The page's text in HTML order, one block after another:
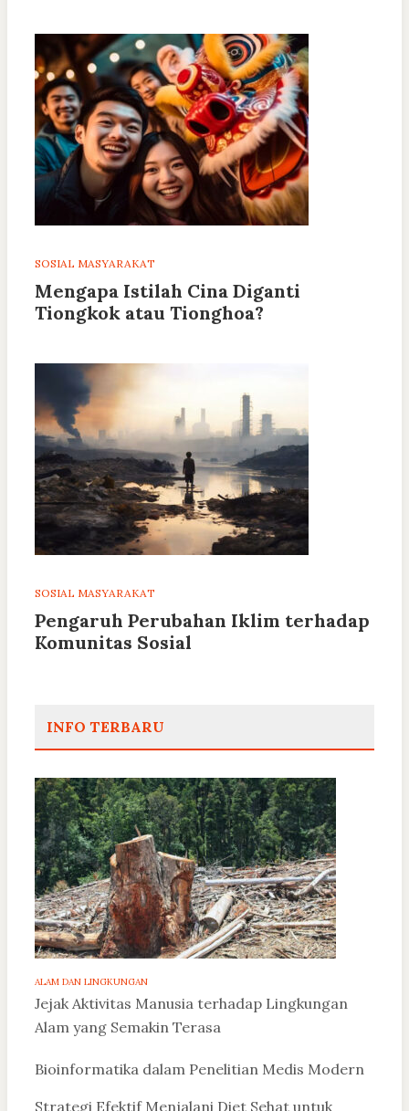
SOSIAL MASYARAKAT
Mengapa Istilah Cina Diganti
Tiongkok atau Tionghoa?
SOSIAL MASYARAKAT
Pengaruh Perubahan Iklim terhadap
Komunitas Sosial
INFO TERBARU
ALAM DAN LINGKUNGAN
Jejak Aktivitas Manusia terhadap Lingkungan
Alam yang Semakin Terasa
Bioinformatika dalam Penelitian Medis Modern
Strategi Efektif Menjalani Diet Sehat untuk